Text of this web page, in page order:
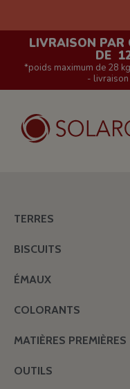
LIVRAISON PAR
DE
*poids maximum de 28
- livraison
TERRES
BISCUITS
ÉMAUX
COLORANTS
MATIÈRES PREMIÈRES
OUTILS